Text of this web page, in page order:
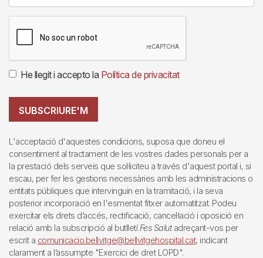
He llegit i accepto la Política de privacitat
SUBSCRIURE'M
L'acceptació d'aquestes condicions, suposa que doneu el
consentiment al tractament de les vostres dades personals per a
la prestació dels serveis que sol·liciteu a través d'aquest portal i, si
escau, per fer les gestions necessàries amb les administracions o
entitats públiques que intervinguin en la tramitació, i la seva
posterior incorporació en l'esmentat fitxer automatitzat. Podeu
exercitar els drets d’accés, rectificació, cancel·lació i oposició en
relació amb la subscripció al butlletí Fes Salutadreçant-vos per
escrit a comunicacio.bellvitge@bellvitgehospital.cat, indicant
clarament a l’assumpte "Exercici de dret LOPD".